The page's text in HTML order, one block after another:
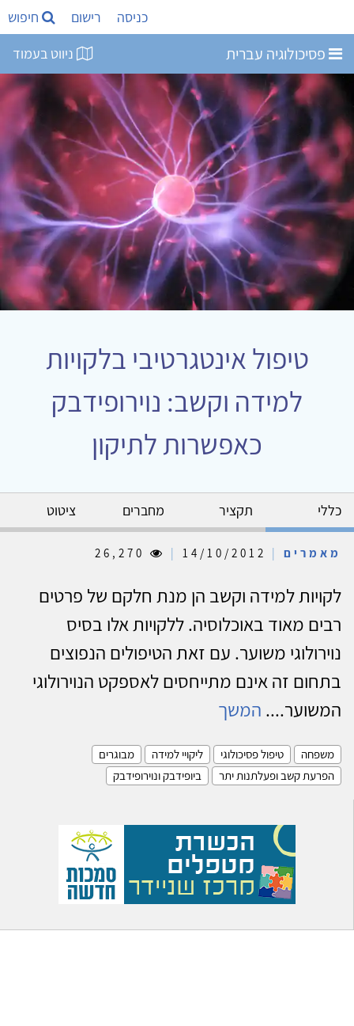
כניסה רישום חיפוש
פסיכולוגיה עברית ניווט בעמוד
טיפול אינטגרטיבי בלקויות
למידה וקשב: נוירופידבק
כאפשרות לתיקון
כללי תקציר מחברים ציטוט
מאמרים |
|
לקויות למידה וקשב הן מנת חלקם של פרטים
רבים מאוד באוכלוסיה. ללקויות אלו בסיס
נוירולוגי משוער. עם זאת הטיפולים הנפוצים
בתחום זה אינם מתייחסים לאספקט הנוירולוגי
המשוער.... המשך
משפחה טיפול פסיכולוגי ליקויי למידה
מבוגרים
הפרעת קשב ופעלתנות יתר
ביופידבק ונוירופידבק